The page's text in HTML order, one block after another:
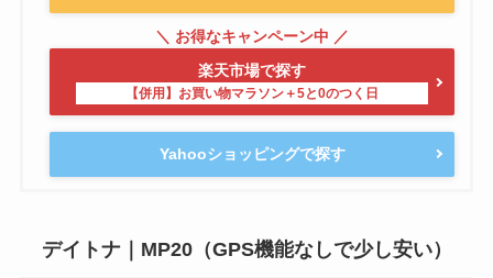
楽天市場で探す
Yahooショッピングで探す
デイトナ｜MP20（GPS機能なしで少し安い）